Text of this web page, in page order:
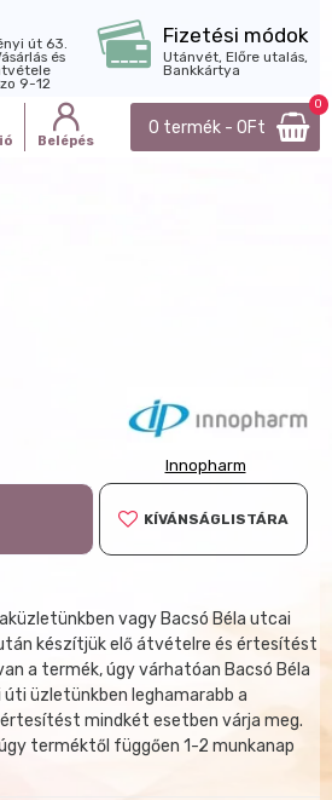
út 63.
és
9-12
Fizetési módok
Utánvét, Előre utalás,
Bankkártya
Belépés
0 termék - 0Ft
0
Innopharm
KÍVÁNSÁGLISTÁRA
vagy Bacsó Béla utcai
készítjük elő átvételre és értesítést
a termék, úgy várhatóan Bacsó Béla
üzletünkben leghamarabb a
mindkét esetben várja meg.
terméktől függően 1-2 munkanap